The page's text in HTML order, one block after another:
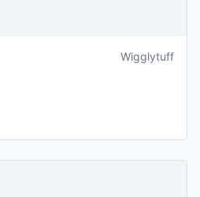
Wigglytuff